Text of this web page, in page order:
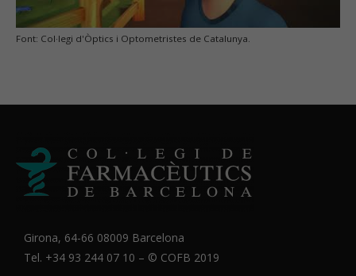
Font: Col·legi d'Òptics i Optometristes de Catalunya.
Girona, 64-66 08009 Barcelona
Tel. +34 93 244 07 10 – © COFB 2019